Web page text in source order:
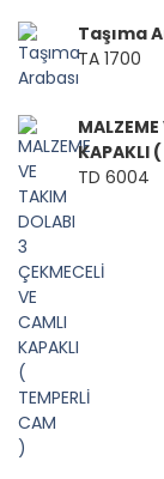
Taşıma
TA 1700
KAPAKLI
TD 6004